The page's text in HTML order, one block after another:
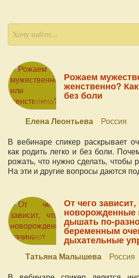
Рожаем
женственно?
без боли
Елена Леонтьева
Россия
В вебинаре спикер раскрывает
как родить легко и без боли.
рожать, что нужно сделать, чтобы
На эти и другие вопросы даются
От чего зависит,
новорожденные
дышать по-
беременным
дыхательные
Татьяна Малышева
Россия